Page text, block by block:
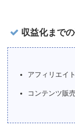
収益化まで
アフィリエイ
コンテンツ販